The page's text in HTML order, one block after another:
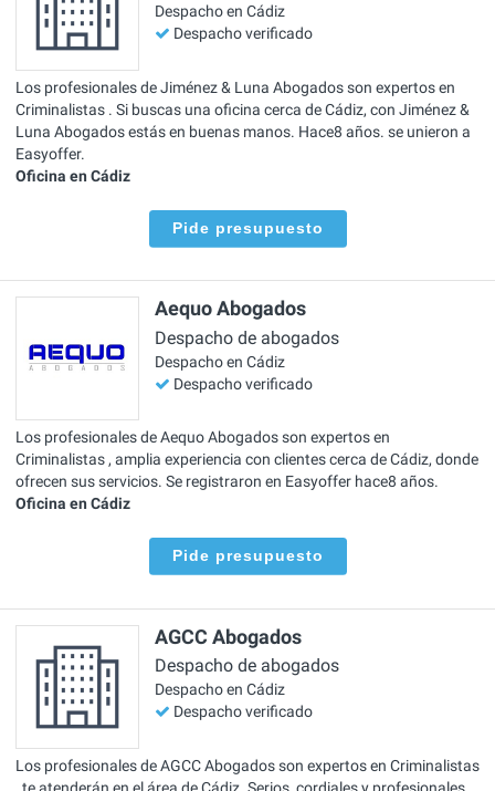
Despacho en Cádiz
Despacho verificado
Los profesionales de Jiménez & Luna Abogados son expertos en
Criminalistas . Si buscas una oficina cerca de Cádiz, con Jiménez &
Luna Abogados estás en buenas manos. Hace8 años. se unieron a
Easyoffer.
Oficina en Cádiz
Pide presupuesto
Aequo Abogados
Despacho de abogados
Despacho en Cádiz
Despacho verificado
Los profesionales de Aequo Abogados son expertos en
Criminalistas , amplia experiencia con clientes cerca de Cádiz, donde
ofrecen sus servicios. Se registraron en Easyoffer hace8 años.
Oficina en Cádiz
Pide presupuesto
AGCC Abogados
Despacho de abogados
Despacho en Cádiz
Despacho verificado
Los profesionales de AGCC Abogados son expertos en Criminalistas
, te atenderán en el área de Cádiz. Serios, cordiales y profesionales.